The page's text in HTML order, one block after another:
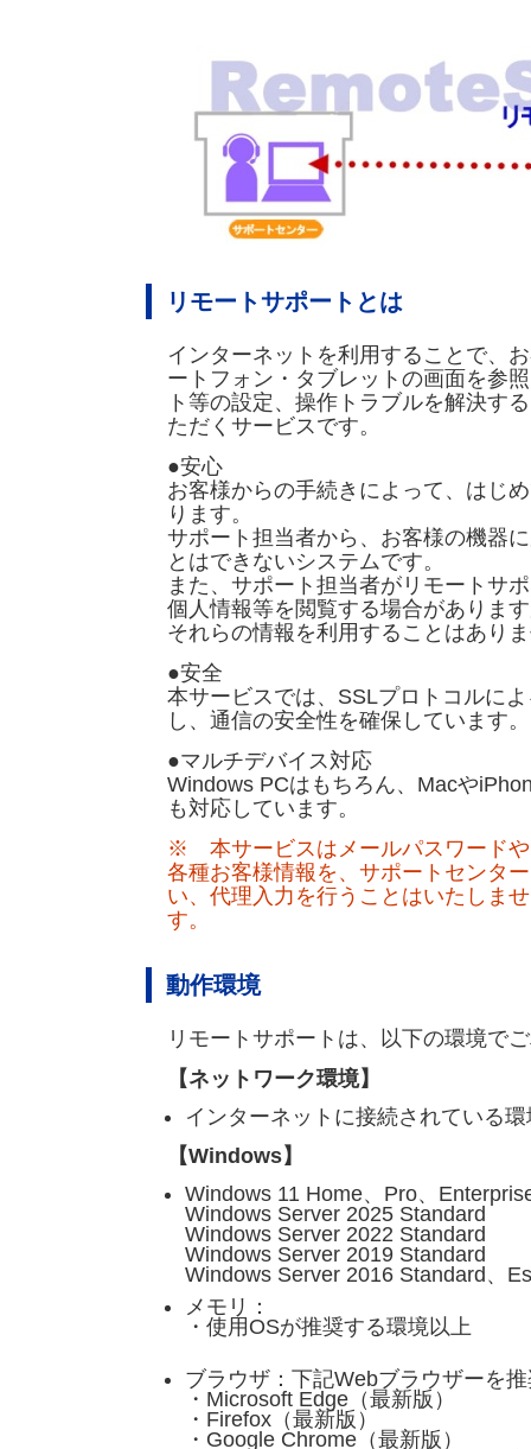
リモートサポートとは
インターネットを利用することで、
ートフォン・タブレットの画面を参
ト等の設定、操作トラブルを解決す
ただくサービスです。
●安心
お客様からの手続きによって、はじ
ります。
サポート担当者から、お客様の機器
とはできないシステムです。
また、サポート担当者がリモートサ
個人情報等を閲覧する場合がありま
それらの情報を利用することはあり
●安全
本サービスでは、SSLプロトコルに
し、通信の安全性を確保しています。
●マルチデバイス対応
Windows PCはもちろん、Macや
も対応しています。
※ 本サービスはメールパスワードや
各種お客様情報を、サポートセンタ
い、代理入力を行うことはいたしま
す。
動作環境
リモートサポートは、以下の環境で
【ネットワーク環境】
インターネットに接続されている環
【Windows】
Windows 11 Home、Pro、
Windows Server 2025 Standard
Windows Server 2022 Standard
Windows Server 2019 Standard
Windows Server 2016 Standard、
メモリ：
・使用OSが推奨する環境以上
ブラウザ：下記Webブラウザーを
・Microsoft Edge（最新版）
・Firefox（最新版）
・Google Chrome（最新版）